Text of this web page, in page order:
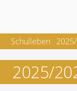
Schulleben
2025/